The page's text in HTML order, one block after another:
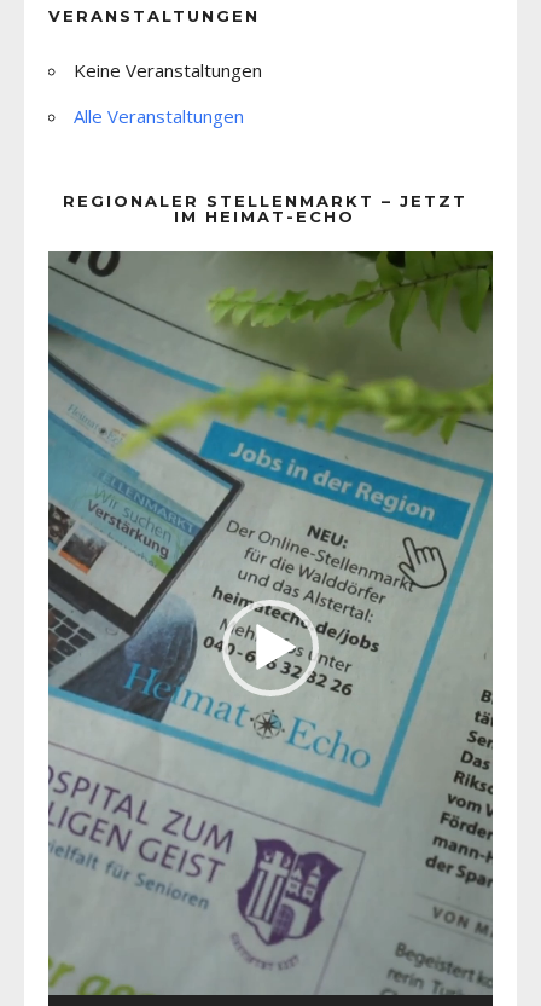
VERANSTALTUNGEN
Keine Veranstaltungen
Alle Veranstaltungen
REGIONALER STELLENMARKT – JETZT
IM HEIMAT-ECHO
Player